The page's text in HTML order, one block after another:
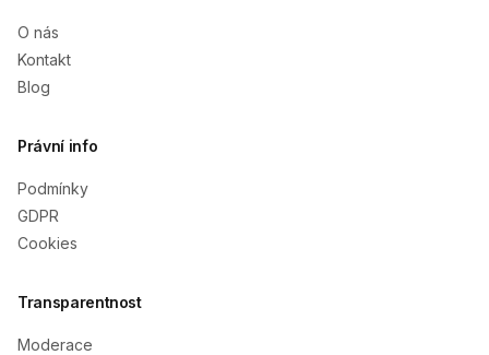
O nás
Kontakt
Blog
Právní info
Podmínky
GDPR
Cookies
Transparentnost
Moderace